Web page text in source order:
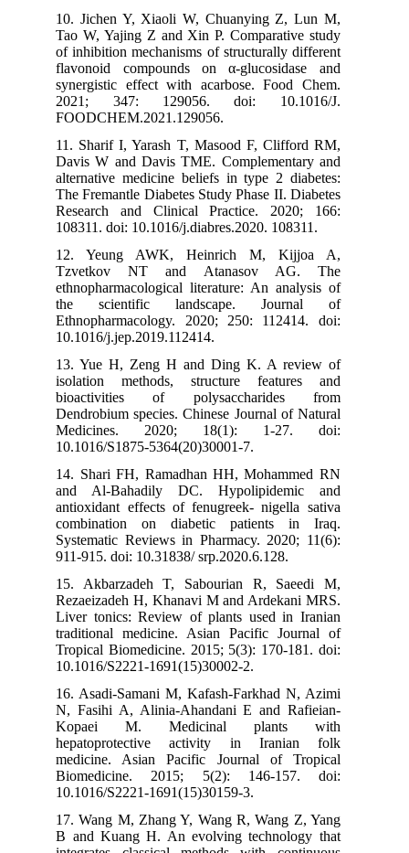
10. Jichen Y, Xiaoli W, Chuanying Z, Lun M,
Tao W, Yajing Z and Xin P. Comparative study
of inhibition mechanisms of structurally different
flavonoid compounds on α-glucosidase and
synergistic effect with acarbose. Food Chem.
2021; 347: 129056. doi: 10.1016/J.
FOODCHEM.2021.129056.
11. Sharif I, Yarash T, Masood F, Clifford RM,
Davis W and Davis TME. Complementary and
alternative medicine beliefs in type 2 diabetes:
The Fremantle Diabetes Study Phase II. Diabetes
Research and Clinical Practice. 2020; 166:
108311. doi: 10.1016/j.diabres.2020. 108311.
12. Yeung AWK, Heinrich M, Kijjoa A,
Tzvetkov NT and Atanasov AG. The
ethnopharmacological literature: An analysis of
the scientific landscape. Journal of
Ethnopharmacology. 2020; 250: 112414. doi:
10.1016/j.jep.2019.112414.
13. Yue H, Zeng H and Ding K. A review of
isolation methods, structure features and
bioactivities of polysaccharides from
Dendrobium species. Chinese Journal of Natural
Medicines. 2020; 18(1): 1-27. doi:
10.1016/S1875-5364(20)30001-7.
14. Shari FH, Ramadhan HH, Mohammed RN
and Al-Bahadily DC. Hypolipidemic and
antioxidant effects of fenugreek- nigella sativa
combination on diabetic patients in Iraq.
Systematic Reviews in Pharmacy. 2020; 11(6):
911-915. doi: 10.31838/ srp.2020.6.128.
15. Akbarzadeh T, Sabourian R, Saeedi M,
Rezaeizadeh H, Khanavi M and Ardekani MRS.
Liver tonics: Review of plants used in Iranian
traditional medicine. Asian Pacific Journal of
Tropical Biomedicine. 2015; 5(3): 170-181. doi:
10.1016/S2221-1691(15)30002-2.
16. Asadi-Samani M, Kafash-Farkhad N, Azimi
N, Fasihi A, Alinia-Ahandani E and Rafieian-
Kopaei M. Medicinal plants with
hepatoprotective activity in Iranian folk
medicine. Asian Pacific Journal of Tropical
Biomedicine. 2015; 5(2): 146-157. doi:
10.1016/S2221-1691(15)30159-3.
17. Wang M, Zhang Y, Wang R, Wang Z, Yang
B and Kuang H. An evolving technology that